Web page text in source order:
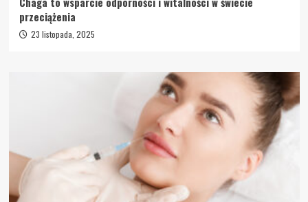
przeciążenia
23 listopada, 2025